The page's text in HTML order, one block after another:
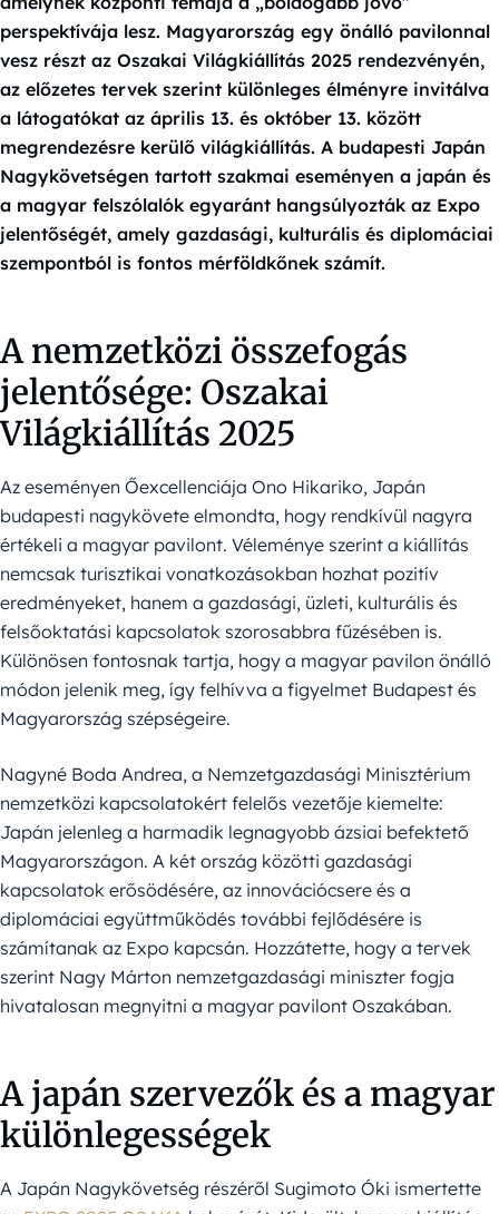
perspektívája lesz. Magyarország egy önálló pavilonnal
vesz részt az Oszakai Világkiállítás 2025 rendezvényén,
az előzetes tervek szerint különleges élményre invitálva
a látogatókat az április 13. és október 13. között
megrendezésre kerülő világkiállítás. A budapesti Japán
Nagykövetségen tartott szakmai eseményen a japán és
a magyar felszólalók egyaránt hangsúlyozták az Expo
jelentőségét, amely gazdasági, kulturális és diplomáciai
szempontból is fontos mérföldkőnek számít.
A nemzetközi összefogás
jelentősége: Oszakai
Világkiállítás 2025
Az eseményen Őexcellenciája Ono Hikariko, Japán
budapesti nagykövete elmondta, hogy rendkívül nagyra
értékeli a magyar pavilont. Véleménye szerint a kiállítás
nemcsak turisztikai vonatkozásokban hozhat pozitív
eredményeket, hanem a gazdasági, üzleti, kulturális és
felsőoktatási kapcsolatok szorosabbra fűzésében is.
Különösen fontosnak tartja, hogy a magyar pavilon önálló
módon jelenik meg, így felhívva a figyelmet Budapest és
Magyarország szépségeire.
Nagyné Boda Andrea, a Nemzetgazdasági Minisztérium
nemzetközi kapcsolatokért felelős vezetője kiemelte:
Japán jelenleg a harmadik legnagyobb ázsiai befektető
Magyarországon. A két ország közötti gazdasági
kapcsolatok erősödésére, az innovációcsere és a
diplomáciai együttműködés további fejlődésére is
számítanak az Expo kapcsán. Hozzátette, hogy a tervek
szerint Nagy Márton nemzetgazdasági miniszter fogja
hivatalosan megnyitni a magyar pavilont Oszakában.
A japán szervezők és a magyar
különlegességek
A Japán Nagykövetség részéről Sugimoto Óki ismertette